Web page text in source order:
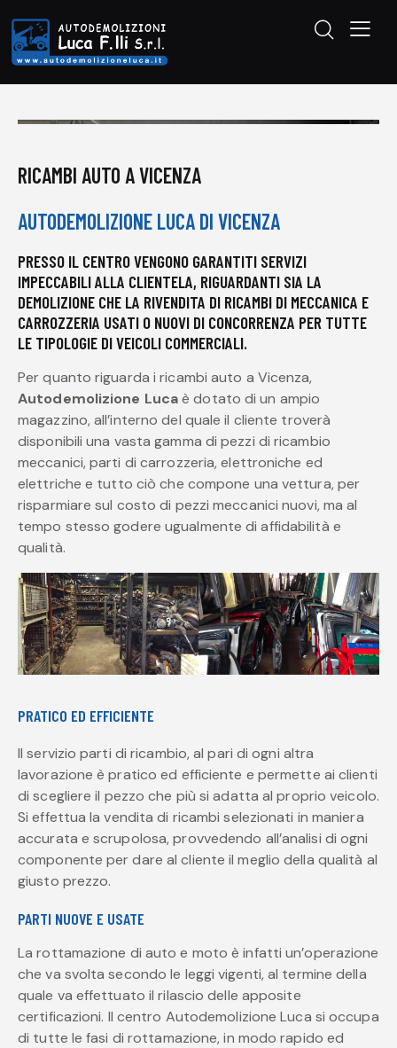
RICAMBI AUTO A VICENZA
AUTODEMOLIZIONE LUCA DI VICENZA
PRESSO IL CENTRO VENGONO GARANTITI SERVIZI
IMPECCABILI ALLA CLIENTELA, RIGUARDANTI SIA LA
DEMOLIZIONE CHE LA RIVENDITA DI RICAMBI DI MECCANICA E
CARROZZERIA USATI O NUOVI DI CONCORRENZA PER TUTTE
LE TIPOLOGIE DI VEICOLI COMMERCIALI.
Per quanto riguarda i ricambi auto a Vicenza,
Autodemolizione Lucaè dotato di un ampio
magazzino, all’interno del quale il cliente troverà
disponibili una vasta gamma di pezzi di ricambio
meccanici, parti di carrozzeria, elettroniche ed
elettriche e tutto ciò che compone una vettura, per
risparmiare sul costo di pezzi meccanici nuovi, ma al
tempo stesso godere ugualmente di affidabilità e
qualità.
PRATICO ED EFFICIENTE
Il servizio parti di ricambio, al pari di ogni altra
lavorazione è pratico ed efficiente e permette ai clienti
di scegliere il pezzo che più si adatta al proprio veicolo.
Si effettua la vendita di ricambi selezionati in maniera
accurata e scrupolosa, provvedendo all’analisi di ogni
componente per dare al cliente il meglio della qualità al
giusto prezzo.
PARTI NUOVE E USATE
La rottamazione di auto e moto è infatti un’operazione
che va svolta secondo le leggi vigenti, al termine della
quale va effettuato il rilascio delle apposite
certificazioni. Il centro Autodemolizione Luca si occupa
di tutte le fasi di rottamazione, in modo rapido ed